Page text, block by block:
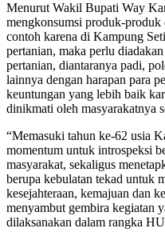
Menurut Wakil Bupati Way
mengkonsumsi produk-
contoh karena di Kampung
pertanian, maka perlu
pertanian, diantaranya padi,
lainnya dengan harapan para
keuntungan yang lebih baik
dinikmati oleh masyarakatnya
“Memasuki tahun ke-62 usia
momentum untuk introspeksi
masyarakat, sekaligus
berupa kebulatan tekad untuk
kesejahteraan, kemajuan dan
menyambut gembira kegiatan
dilaksanakan dalam rangka